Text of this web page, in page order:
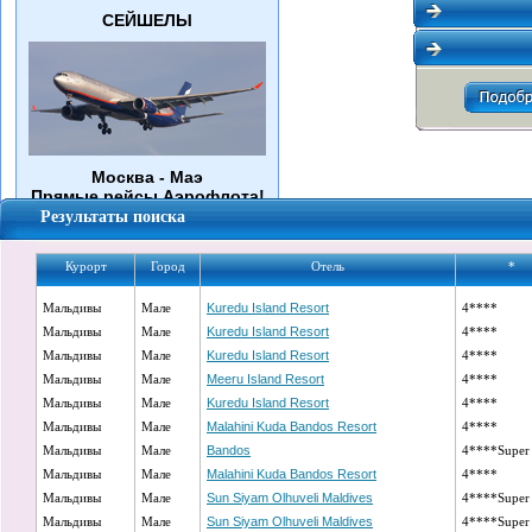
Результаты поиска
Курорт Город Отель *
Мальдивы Мале Kuredu Island Resort
4****
Мальдивы
Мале Kuredu Island Resort
4****
Мальдивы
Мале Kuredu Island Resort
4****
Мальдивы
Мале Meeru Island Resort
4****
Мальдивы
Мале Kuredu Island Resort
4****
Мальдивы
Мале Malahini Kuda Bandos Resort
4****
Мальдивы
Мале Bandos
4****Super
Мальдивы
Мале Malahini Kuda Bandos Resort
4****
Мальдивы
Мале Sun Siyam Olhuveli Maldives
4****Super
Мальдивы
Мале Sun Siyam Olhuveli Maldives 4****Super
СЕЙШЕЛЫ
Москва - Маэ
Прямые рейсы Аэрофлота!
ОБЗОРЫ ОТЕЛЕЙ